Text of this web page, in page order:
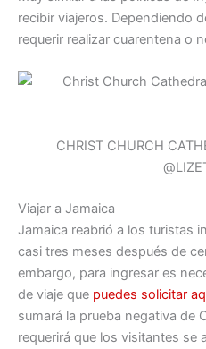
recibir viajeros. Dependiendo
requerir realizar cuarentena o
CHRIST CHURCH
Viajar a Jamaica
Jamaica reabrió a los turistas
casi tres meses después de
embargo, para ingresar es
de viaje que puedes solicitar
sumará la prueba negativa de
requerirá que los visitantes se